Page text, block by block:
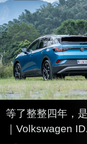
等了整整四年，
｜Volkswagen